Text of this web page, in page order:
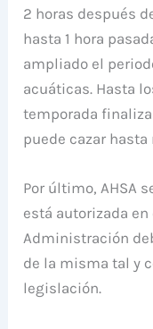
2 horas después
hasta 1 hora
ampliado el
acuáticas. Hasta
temporada
puede cazar
Por último, AHSA
está autorizada
Administración
de la misma tal y
legislación.